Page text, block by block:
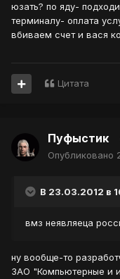
юзать? по яду-
терминалу- оплата
вбиваем счет и вася
Цитата
Пуфыстик
Опубликовано
В 23.03.2012 в
вмз неявляеца
ну вообще-то р
ЗАО "Компьютерные и